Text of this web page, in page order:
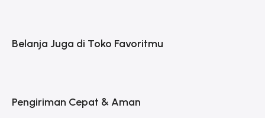
Belanja Juga di Toko Favoritmu
Pengiriman Cepat & Aman